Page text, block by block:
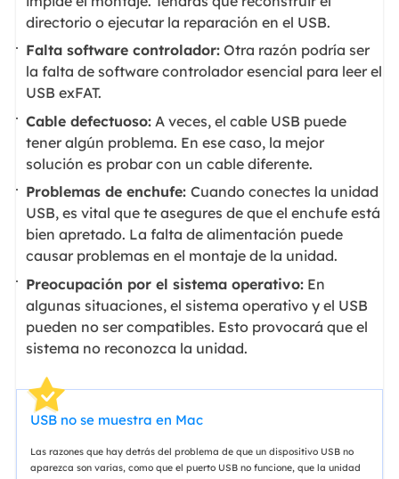
directorio o ejecutar la reparación en el USB.
Falta software controlador: Otra razón podría ser
la falta de software controlador esencial para leer el
USB exFAT.
Cable defectuoso: A veces, el cable USB puede
tener algún problema. En ese caso, la mejor
solución es probar con un cable diferente.
Problemas de enchufe:Cuando conectes la unidad
USB, es vital que te asegures de que el enchufe está
bien apretado. La falta de alimentación puede
causar problemas en el montaje de la unidad.
Preocupación por el sistema operativo: En
algunas situaciones, el sistema operativo y el USB
pueden no ser compatibles. Esto provocará que el
sistema no reconozca la unidad.
USB no se muestra en Mac
Las razones que hay detrás del problema de que un dispositivo USB no
aparezca son varias, como que el puerto USB no funcione, que la unidad